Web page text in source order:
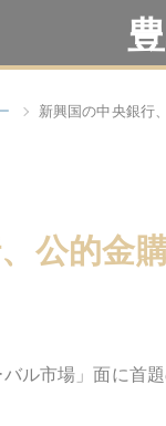
新興国の中央銀行
公的金
ル市場」面に首